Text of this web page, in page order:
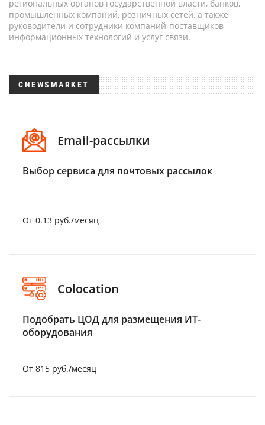
региональных органов государственной власти, банков,
промышленных компаний, розничных сетей, а также
руководители и сотрудники компаний-поставщиков
информационных технологий и услуг связи.
CNEWSMARKET
Email-рассылки
Выбор сервиса для почтовых рассылок
От 0.13 руб./месяц
Colocation
Подобрать ЦОД для размещения ИТ-
оборудования
От 815 руб./месяц